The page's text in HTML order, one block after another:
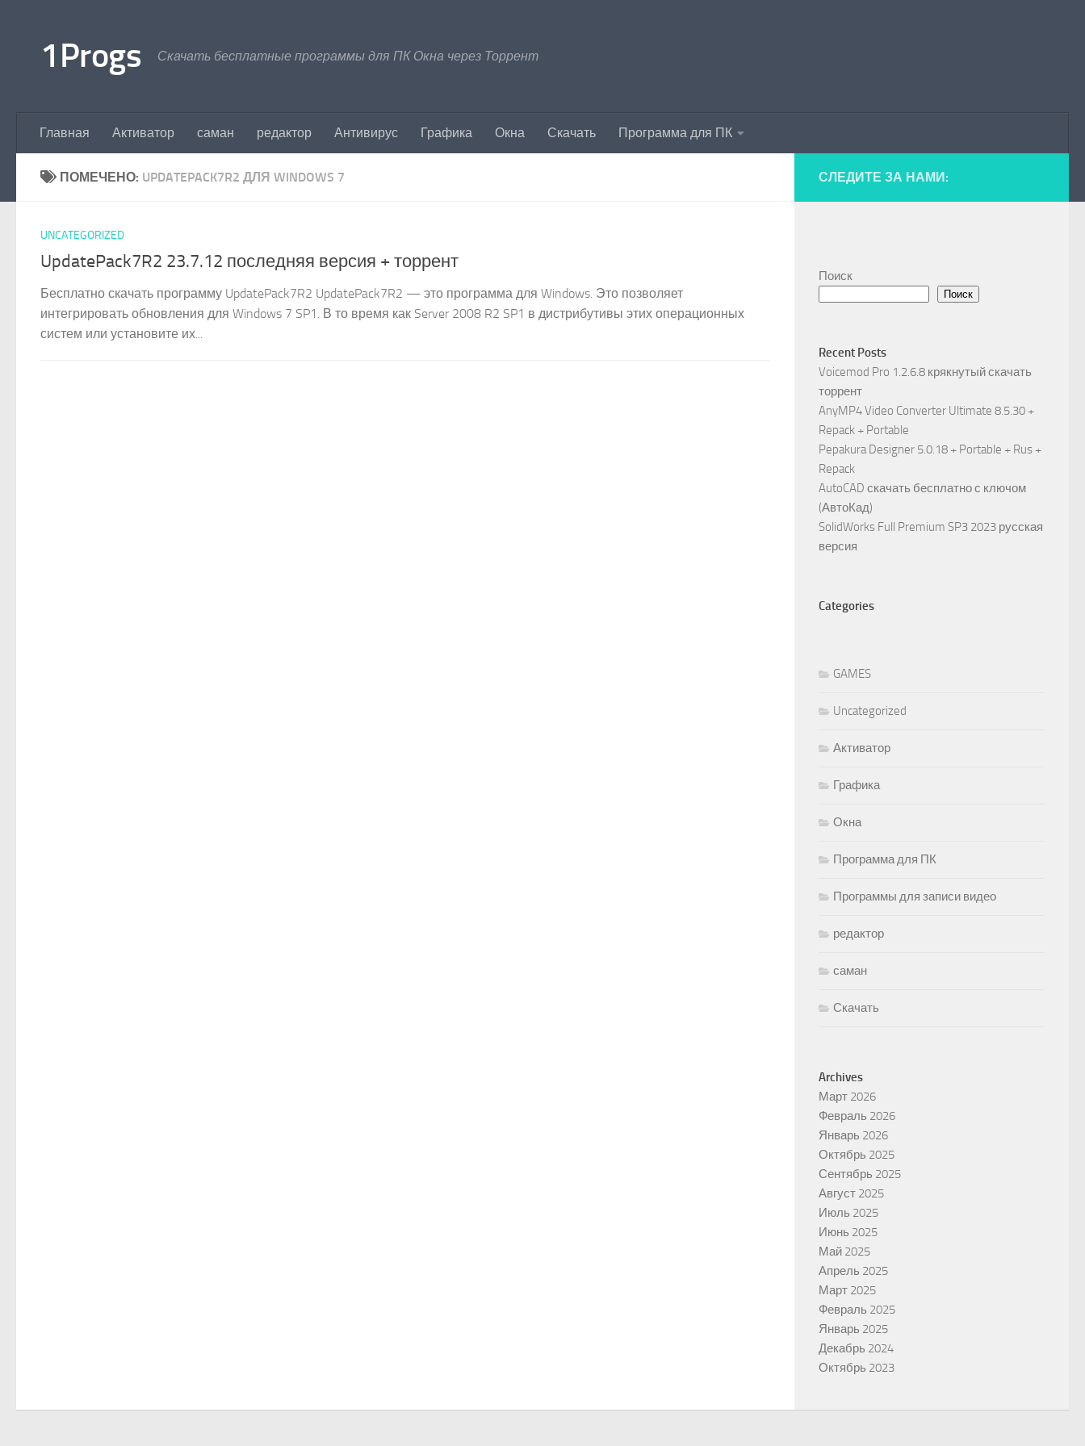
1Progs Скачать бесплатные программы для ПК Окна через Торрент
Главная Активатор саман редактор Антивирус Графика Окна Скачать Программа для ПК
ПОМЕЧЕНО: UPDATEPACK7R2 ДЛЯ WINDOWS 7
UNCATEGORIZED
UpdatePack7R2 23.7.12 последняя версия + торрент
Бесплатно скачать программу UpdatePack7R2 UpdatePack7R2 — это программа для Windows. Это позволяет
интегрировать обновления для Windows 7 SP1. В то время как Server 2008 R2 SP1 в дистрибутивы этих операционных
систем или установите их...
СЛЕДИТЕ ЗА НАМИ:
Поиск
Поиск
Recent Posts
Voicemod Pro 1.2.6.8 крякнутый скачать
торрент
AnyMP4 Video Converter Ultimate 8.5.30 +
Repack + Portable
Pepakura Designer 5.0.18 + Portable + Rus +
Repack
AutoCAD скачать бесплатно с ключом
(АвтоКад)
SolidWorks Full Premium SP3 2023 русская
версия
Categories
GAMES
Uncategorized
Активатор
Графика
Окна
Программа для ПК
Программы для записи видео
редактор
саман
Скачать
Archives
Март 2026
Февраль 2026
Январь 2026
Октябрь 2025
Сентябрь 2025
Август 2025
Июль 2025
Июнь 2025
Май 2025
Апрель 2025
Март 2025
Февраль 2025
Январь 2025
Декабрь 2024
Октябрь 2023